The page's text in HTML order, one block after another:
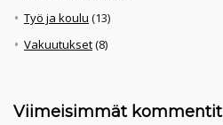
Työ ja koulu (13)
Vakuutukset(8)
Viimeisimmät kommentit